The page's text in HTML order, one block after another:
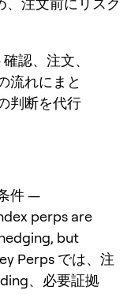
、注文前にリスク
認、注文、
流れにまと
判断を代行
件 —
perps are
but
Perps では、注
、必要証拠